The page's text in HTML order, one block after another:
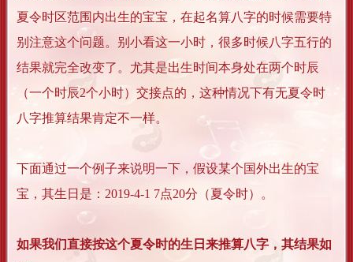
夏令时区范围内出生的宝宝，在起名算八字的时候需要特
别注意这个问题。别小看这一小时，很多时候八字五行的
结果就完全改变了。尤其是出生时间本身处在两个时辰
（一个时辰2个小时）交接点的，这种情况下有无夏令时
八字推算结果肯定不一样。
下面通过一个例子来说明一下，假设某个国外出生的宝
宝，其生日是：2019-4-1 7点20分（夏令时）。
如果我们直接按这个夏令时的生日来推算八字，其结果如